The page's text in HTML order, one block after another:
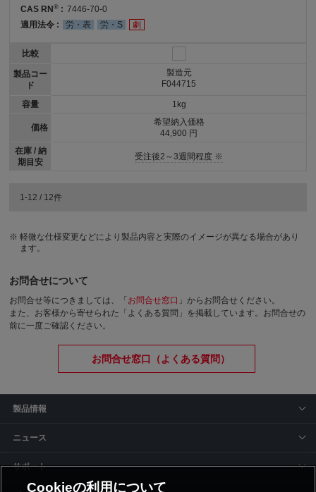
CAS RN® : 7446-70-0
適用法令 :
労・表 労・S 劇
比較
製品コー
ド
容量
価格
在庫 / 納
期目安
製造元
F044715
1kg
希望納入価格
44,900 円
受注後2～3週間程度 ※
1-12 / 12件
軽微な仕様変更などにより製品内容と実際のイメージが異なる場合があり
ます。
お問合せについて
お問合せ等につきましては、「 お問合せ窓口 」からお問合せください。
また、お客様から寄せられた「よくある質問」を掲載しています。お問合せの
前に一度ご確認ください。
お問合せ窓口（よくある質問）
製品情報
ニュース
サポート
Cookieの利用について